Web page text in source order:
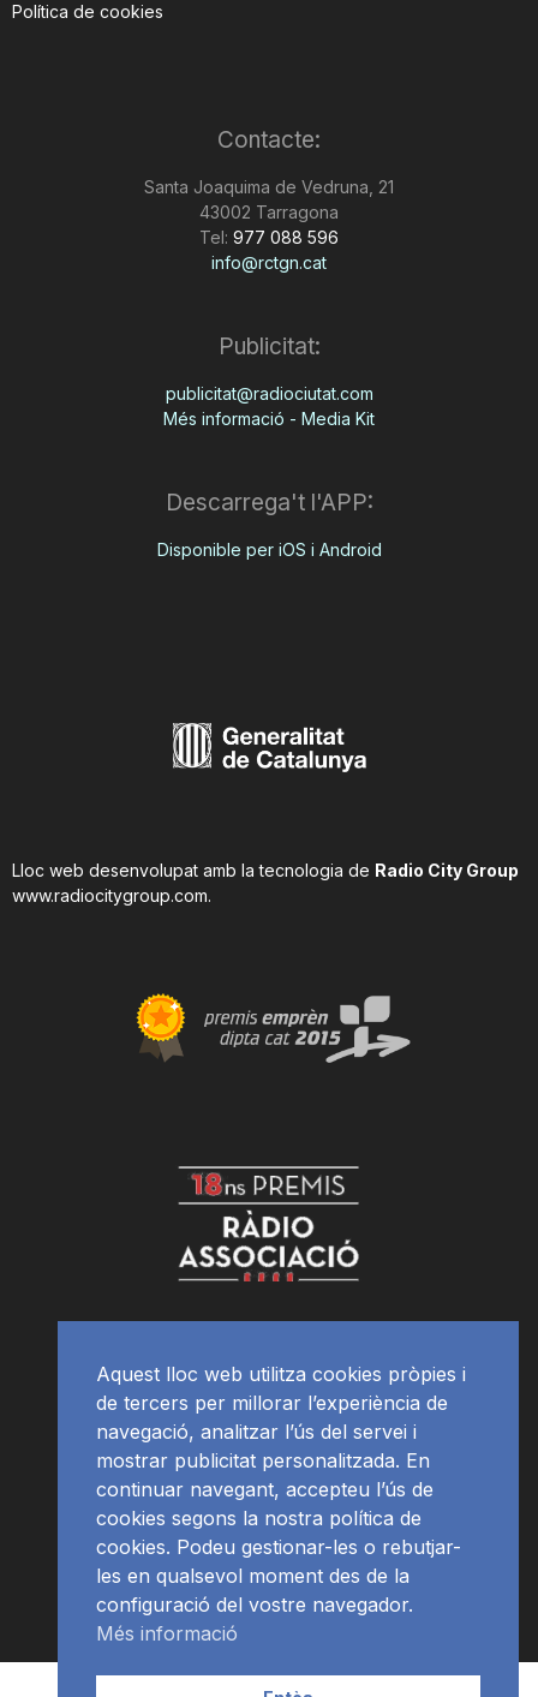
Política de cookies
Contacte:
Santa Joaquima de Vedruna, 21
43002 Tarragona
Tel: 977 088 596
info@rctgn.cat
Publicitat:
publicitat@radiociutat.com
Més informació - Media Kit
Descarrega't l'APP:
Disponible per iOS i Android
Lloc web desenvolupat amb la tecnologia de Radio City Group
www.radiocitygroup.com.
APP Programació
Aquest lloc web utilitza cookies pròpies i
de tercers per millorar l’experiència de
navegació, analitzar l’ús del servei i
mostrar publicitat personalitzada. En
continuar navegant, accepteu l’ús de
cookies segons la nostra política de
cookies. Podeu gestionar-les o rebutjar-
les en qualsevol moment des de la
configuració del vostre navegador.
Més informació